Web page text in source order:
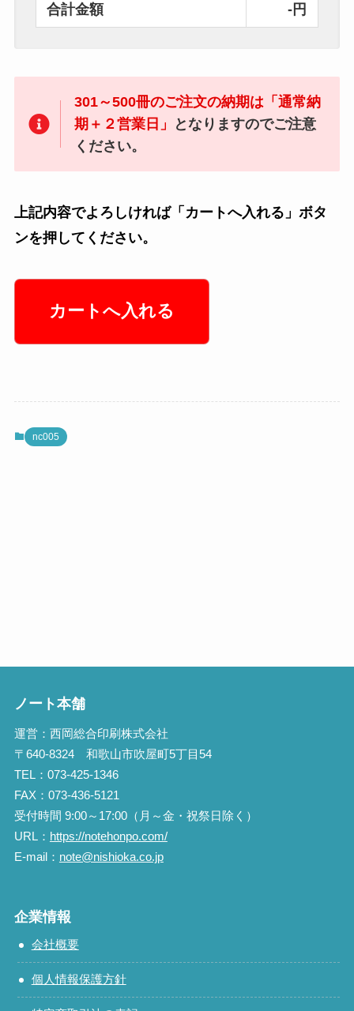
合計金額 -円
301～500冊のご注文の納期は「通常納
期＋２営業日」
となりますのでご注意
ください。
上記内容でよろしければ「カートへ入れる」ボタ
ンを押してください。
nc005
ノート本舗
運営：西岡総合印刷株式会社
〒640-8324 和歌山市吹屋町5丁目54
TEL：073-425-1346
FAX：073-436-5121
受付時間 9:00～17:00（月～金・祝祭日除く）
URL： https://notehonpo.com/
E-mail： note@nishioka.co.jp
企業情報
会社概要
個人情報保護方針